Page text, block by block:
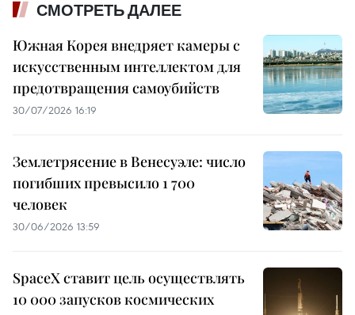
СМОТРЕТЬ ДАЛЕЕ
Южная Корея внедряет камеры с
искусственным интеллектом для
предотвращения самоубийств
30/07/2026 16:19
Землетрясение в Венесуэле: число
погибших превысило 1 700
человек
30/06/2026 13:59
SpaceX ставит цель осуществлять
10 000 запусков космических